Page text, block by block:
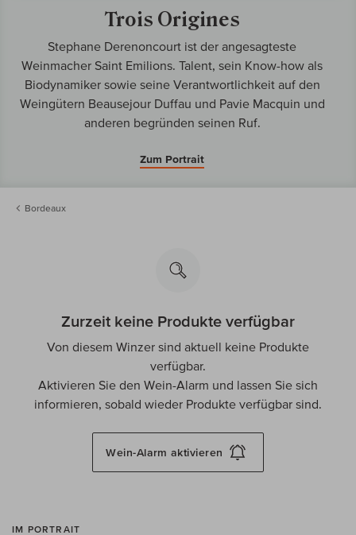
Trois Origines
Stephane Derenoncourt ist der angesagteste
Weinmacher Saint Emilions. Talent, sein Know-how als
Biodynamiker sowie seine Verantwortlichkeit auf den
Weingütern Beausejour Duffau und Pavie Macquin und
anderen begründen seinen Ruf.
Zum Portrait
Bordeaux
Zurzeit keine Produkte verfügbar
Von diesem Winzer sind aktuell keine Produkte
verfügbar.
Aktivieren Sie den Wein-Alarm und lassen Sie sich
informieren, sobald wieder Produkte verfügbar sind.
Wein-Alarm aktivieren
IM PORTRAIT